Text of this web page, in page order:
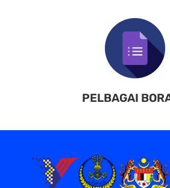
PELBAGAI